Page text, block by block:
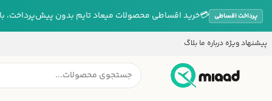
پرداخت اقساطی 💳خرید اقساطی محصولات میعاد تایم بدون پیش‌پرداخت،
پیشنهاد ویژه درباره ما بلاگ